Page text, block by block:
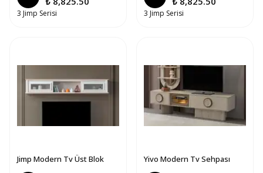
3 Jimp Serisi 3 Jimp Serisi
Jimp Modern Tv Üst Blok Yivo Modern Tv Sehpası